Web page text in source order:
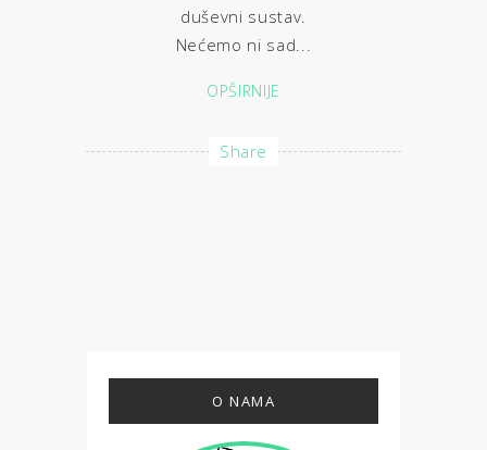
duševni sustav.
Nećemo ni sad...
OPŠIRNIJE
Share
O NAMA